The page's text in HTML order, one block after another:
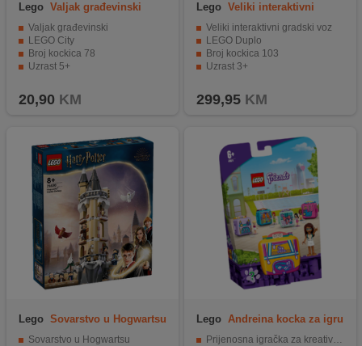
Lego Valjak građevinski
Valjak građevinski
LEGO City
Broj kockica 78
Uzrast 5+
20,90 KM
Lego Veliki interaktivni
Veliki interaktivni gradski voz
LEGO Duplo
Broj kockica 103
Uzrast 3+
299,95KM
Lego Sovarstvo u Hogwartsu
Sovarstvo u Hogwartsu
Lego Andreina kocka za igru
Prijenosna igračka za kreativnu igru